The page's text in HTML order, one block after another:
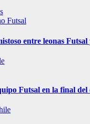
Futsal
entre leonas
Futsal en la final del